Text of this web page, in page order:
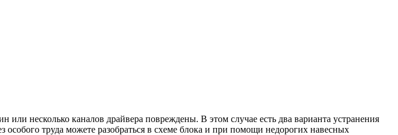
несколько каналов драйвера повреждены. В этом случае есть два варианта устранения
труда можете разобраться в схеме блока и при помощи недорогих навесных